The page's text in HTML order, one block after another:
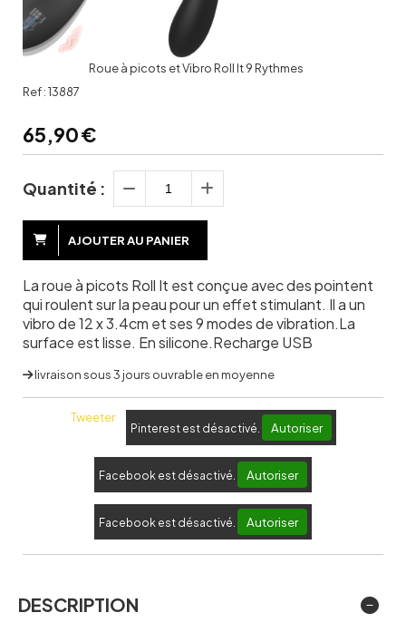
Roue à picots et Vibro Roll It 9 Rythmes
Ref :13887
65,90€
Quantité :
AJOUTER AU PANIER
La roue à picots Roll It est conçue avec des pointent
qui roulent sur la peau pour un effet stimulant. Il a un
vibro de 12 x 3.4cm et ses 9 modes de vibration.La
surface est lisse. En silicone.Recharge USB
livraison sous 3 jours ouvrable en moyenne
Tweeter
Pinterest est désactivé. Autoriser
Facebook est désactivé. Autoriser
Facebook est désactivé. Autoriser
DESCRIPTION